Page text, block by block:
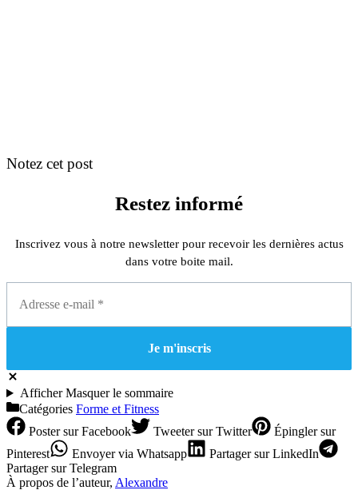
Notez cet post
Restez informé
Inscrivez vous à notre newsletter pour recevoir les dernières actus
dans votre boite mail.
AfficherMasquerle sommaire
Catégories Forme et Fitness
Postersur Facebook Tweetersur Twitter Épinglersur
Pinterest
Envoyervia Whatsapp Partagersur LinkedIn
Partagersur Telegram
À propos de l’auteur, Alexandre